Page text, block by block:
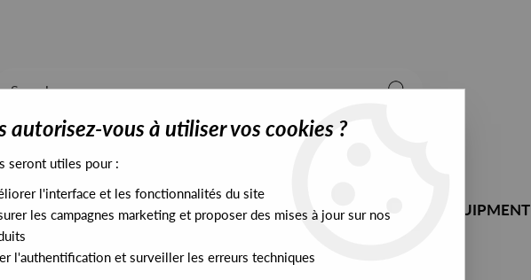
STOCK EXCLUSIVES PRESALES EXCLUSIVES DJ EQUIPMENT
autorisez-vous à utiliser vos cookies ?
seront utiles pour :
l'interface et les fonctionnalités du site
les campagnes marketing et proposer des mises à jour sur nos
l'authentification et surveiller les erreurs techniques